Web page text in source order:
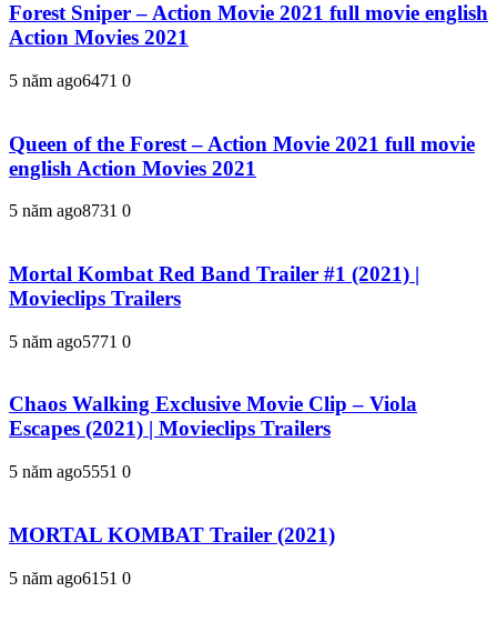
Forest Sniper – Action Movie 2021 full movie english
Action Movies 2021
5 năm ago6471 0
Queen of the Forest – Action Movie 2021 full movie
english Action Movies 2021
5 năm ago8731 0
Mortal Kombat Red Band Trailer #1 (2021) |
Movieclips Trailers
5 năm ago5771 0
Chaos Walking Exclusive Movie Clip – Viola
Escapes (2021) | Movieclips Trailers
5 năm ago5551 0
MORTAL KOMBAT Trailer (2021)
5 năm ago6151 0